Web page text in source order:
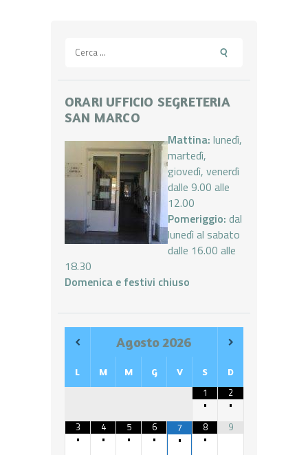
per:
ORARI UFFICIO SEGRETERIA
SAN MARCO
Mattina: lunedì,
martedì,
giovedì, venerdì
dalle 9.00 alle
12.00
Pomeriggio: dal
lunedì al sabato
dalle 16.00 alle
18.30
Domenica e festivi chiuso
Agosto 2026
L M M G V S D
1
•
2
•
3
•
4
•
5
•
6
•
7
•
8
•
9